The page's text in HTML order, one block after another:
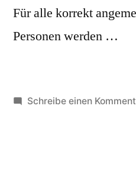
Für alle korrekt
Personen werden …
Schreibe einen